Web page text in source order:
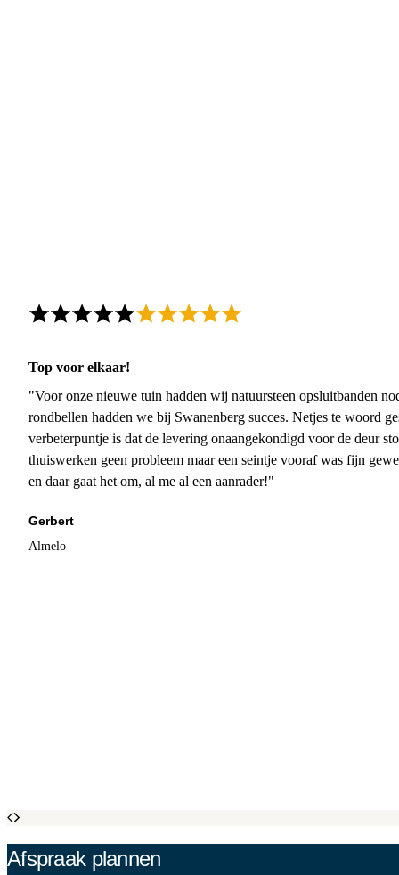
Top voor elkaar!
"Voor onze nieuwe tuin hadden wij natuursteen opsluitbanden
rondbellen hadden we bij Swanenberg succes. Netjes te woord
verbeterpuntje is dat de levering onaangekondigd voor de deur
thuiswerken geen probleem maar een seintje vooraf was fijn
en daar gaat het om, al me al een aanrader!"
Gerbert
Almelo
Afspraak plannen